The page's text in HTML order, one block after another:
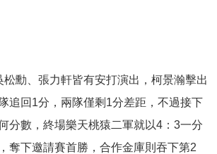
勳、張力軒皆有安打演出，柯景瀚擊出
追回1分，兩隊僅剩1分差距，不過接下
分數，終場樂天桃猿二軍就以4：3一分
奪下邀請賽首勝，合作金庫則吞下第2